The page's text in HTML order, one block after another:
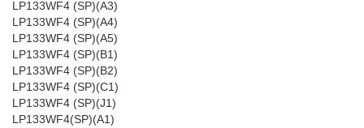
LP133WF4 (SP)(A3)
LP133WF4 (SP)(A4)
LP133WF4 (SP)(A5)
LP133WF4 (SP)(B1)
LP133WF4 (SP)(B2)
LP133WF4 (SP)(C1)
LP133WF4 (SP)(J1)
LP133WF4(SP)(A1)